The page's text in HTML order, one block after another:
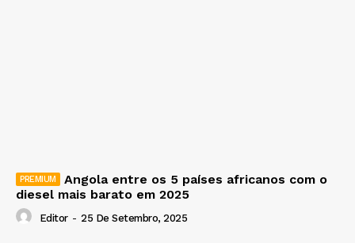
Angola entre os 5 países africanos com o
diesel mais barato em 2025
Editor - 25 De Setembro, 2025